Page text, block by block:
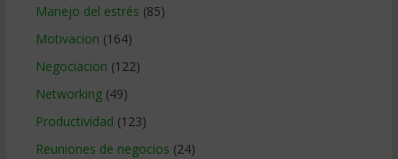
Manejo del estrés (85)
Motivacion (164)
Negociacion (122)
Networking(49)
Productividad (123)
Reuniones de negocios (24)